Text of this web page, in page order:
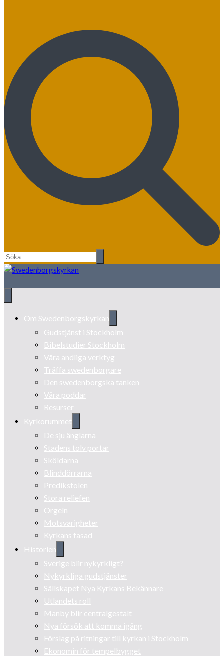
Om Swedenborgskyrkan
Gudstjänst i Stockholm
Bibelstudier Stockholm
Våra andliga verktyg
Träffa swedenborgare
Den swedenborgska tanken
Våra poddar
Resurser
Kyrkorummet
De sju änglarna
Stadens tolv portar
Sköldarna
Blinddörrarna
Predikstolen
Stora reliefen
Orgeln
Motsvarigheter
Kyrkans fasad
Historien
Sverige blir nykyrkligt?
Nykyrkliga gudstjänster
Sällskapet Nya Kyrkans Bekännare
Utlandets roll
Manby blir centralgestalt
Nya försök att komma igång
Förslag på ritningar till kyrkan i Stockholm
Ekonomin för tempelbygget